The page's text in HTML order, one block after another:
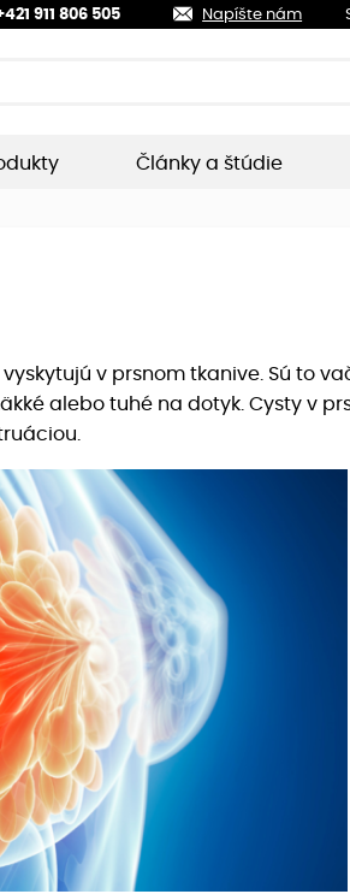
911 806 505 Napíšte nám
Články a štúdie
v prsnom tkanive. Sú to
alebo tuhé na dotyk. Cysty v